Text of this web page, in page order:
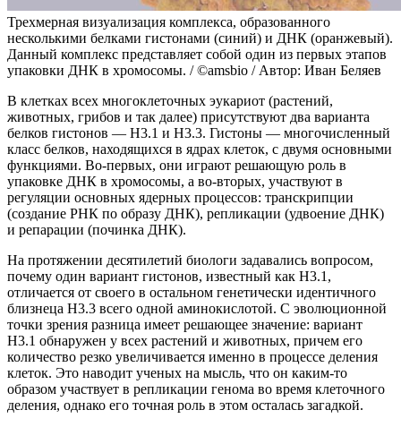
Трехмерная визуализация комплекса, образованного
несколькими белками гистонами (синий) и ДНК (оранжевый).
Данный комплекс представляет собой один из первых этапов
упаковки ДНК в хромосомы. / ©amsbio / Автор: Иван Беляев
В клетках всех многоклеточных эукариот (растений,
животных, грибов и так далее) присутствуют два варианта
белков гистонов — H3.1 и H3.3. Гистоны — многочисленный
класс белков, находящихся в ядрах клеток, с двумя основными
функциями. Во-первых, они играют решающую роль в
упаковке ДНК в хромосомы, а во-вторых, участвуют в
регуляции основных ядерных процессов: транскрипции
(создание РНК по образу ДНК), репликации (удвоение ДНК)
и репарации (починка ДНК).
На протяжении десятилетий биологи задавались вопросом,
почему один вариант гистонов, известный как H3.1,
отличается от своего в остальном генетически идентичного
близнеца H3.3 всего одной аминокислотой. С эволюционной
точки зрения разница имеет решающее значение: вариант
H3.1 обнаружен у всех растений и животных, причем его
количество резко увеличивается именно в процессе деления
клеток. Это наводит ученых на мысль, что он каким-то
образом участвует в репликации генома во время клеточного
деления, однако его точная роль в этом осталась загадкой.